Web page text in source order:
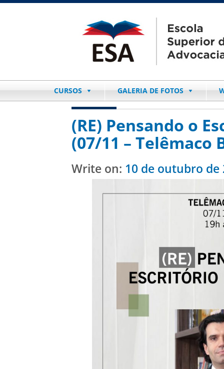
CURSOS GALERIA DE FOTOS
(RE) Pensando o
(07/11 – Telêmaco
Write on: 10 de outubro de